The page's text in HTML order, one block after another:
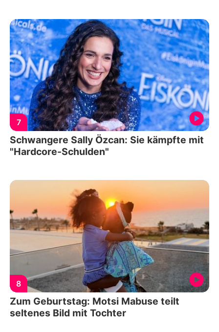
7
Schwangere Sally Özcan: Sie kämpfte mit
"Hardcore-Schulden"
8
Zum Geburtstag: Motsi Mabuse teilt
seltenes Bild mit Tochter